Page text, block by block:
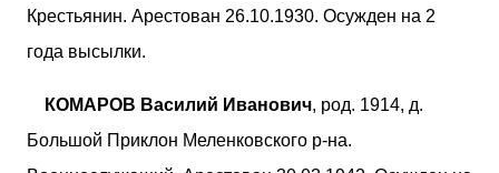
Крестьянин. Арестован 26.10.1930. Осужден на 2
года высылки.
КОМАРОВ Василий Иванович, род. 1914, д.
Большой Приклон Меленковского р-на.